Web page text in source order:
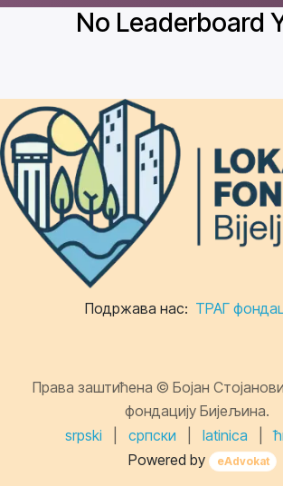
No Leaderboard
Подржава нас: ТРАГ
Права заштићена © Бојан
фондацију Бијељина.
srpski
српски latinica
Powered by
eAdvokat